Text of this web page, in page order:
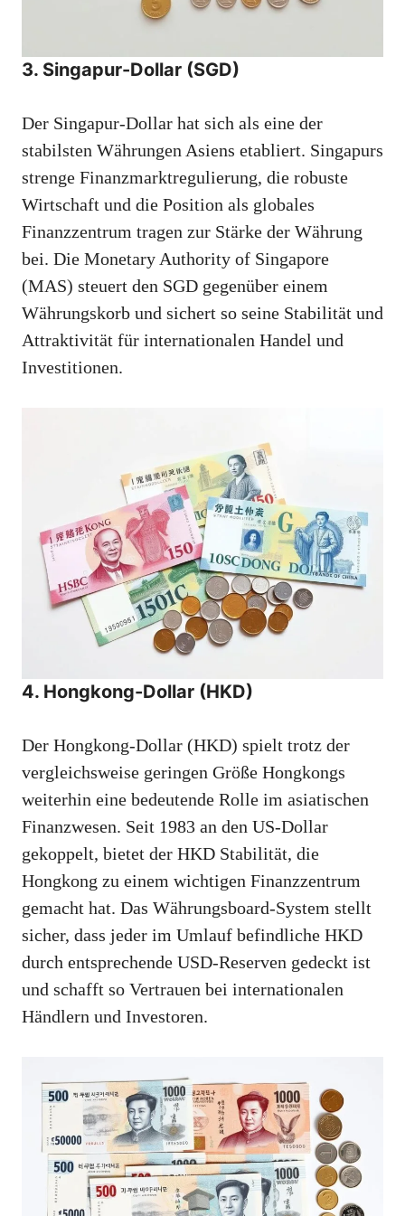
3. Singapur-Dollar (SGD)
Der Singapur-Dollar hat sich als eine der
stabilsten Währungen Asiens etabliert. Singapurs
strenge Finanzmarktregulierung, die robuste
Wirtschaft und die Position als globales
Finanzzentrum tragen zur Stärke der Währung
bei. Die Monetary Authority of Singapore
(MAS) steuert den SGD gegenüber einem
Währungskorb und sichert so seine Stabilität und
Attraktivität für internationalen Handel und
Investitionen.
4. Hongkong-Dollar (HKD)
Der Hongkong-Dollar (HKD) spielt trotz der
vergleichsweise geringen Größe Hongkongs
weiterhin eine bedeutende Rolle im asiatischen
Finanzwesen. Seit 1983 an den US-Dollar
gekoppelt, bietet der HKD Stabilität, die
Hongkong zu einem wichtigen Finanzzentrum
gemacht hat. Das Währungsboard-System stellt
sicher, dass jeder im Umlauf befindliche HKD
durch entsprechende USD-Reserven gedeckt ist
und schafft so Vertrauen bei internationalen
Händlern und Investoren.